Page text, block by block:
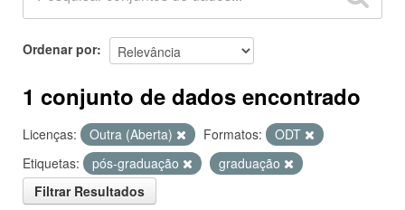
Sobre
Ordenar por
1 conjunto de dados encontrado
Licenças: Outra (Aberta) Formatos:
ODT
Etiquetas:
pós-graduação
graduação
Filtrar Resultados